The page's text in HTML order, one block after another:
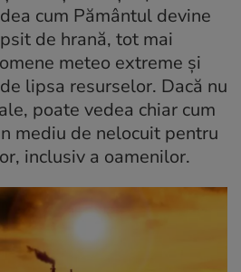
cum Pământul devine
de hrană, tot mai
meteo extreme și
lipsa resurselor. Dacă nu
poate vedea chiar cum
mediu de nelocuit pentru
inclusiv a oamenilor.